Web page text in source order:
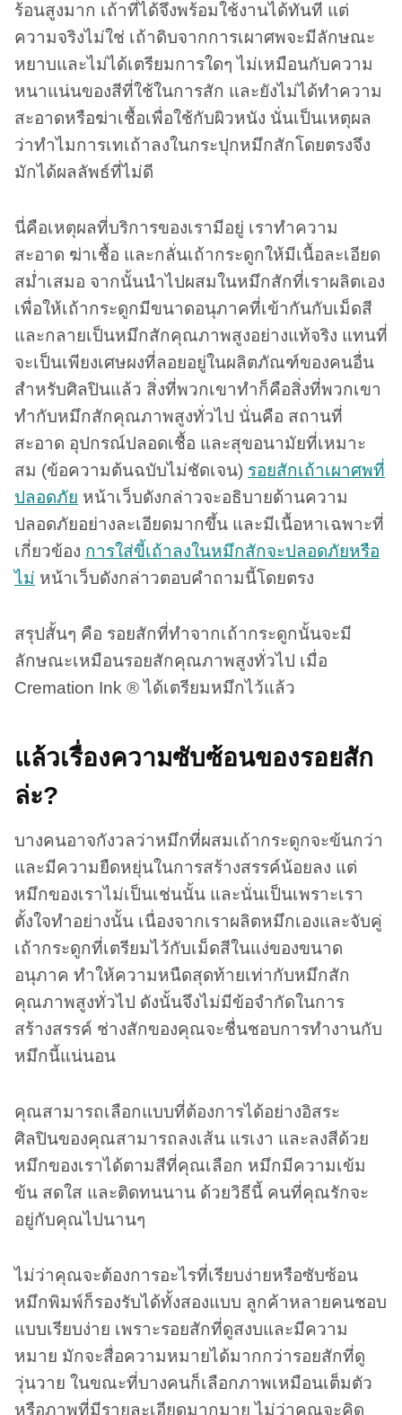
ร้อนสูงมาก เถ้าที่ได้จึงพร้อมใช้งานได้ทันที แต่
ความจริงไม่ใช่ เถ้าดิบจากการเผาศพจะมีลักษณะ
หยาบและไม่ได้เตรียมการใดๆ ไม่เหมือนกับความ
หนาแน่นของสีที่ใช้ในการสัก และยังไม่ได้ทำความ
สะอาดหรือฆ่าเชื้อเพื่อใช้กับผิวหนัง นั่นเป็นเหตุผล
ว่าทำไมการเทเถ้าลงในกระปุกหมึกสักโดยตรงจึง
มักได้ผลลัพธ์ที่ไม่ดี
นี่คือเหตุผลที่บริการของเรามีอยู่ เราทำความ
สะอาด ฆ่าเชื้อ และกลั่นเถ้ากระดูกให้มีเนื้อละเอียด
สม่ำเสมอ จากนั้นนำไปผสมในหมึกสักที่เราผลิตเอง
เพื่อให้เถ้ากระดูกมีขนาดอนุภาคที่เข้ากันกับเม็ดสี
และกลายเป็นหมึกสักคุณภาพสูงอย่างแท้จริง แทนที่
จะเป็นเพียงเศษผงที่ลอยอยู่ในผลิตภัณฑ์ของคนอื่น
สำหรับศิลปินแล้ว สิ่งที่พวกเขาทำก็คือสิ่งที่พวกเขา
ทำกับหมึกสักคุณภาพสูงทั่วไป นั่นคือ สถานที่
สะอาด อุปกรณ์ปลอดเชื้อ และสุขอนามัยที่เหมาะ
สม (ข้อความต้นฉบับไม่ชัดเจน) รอยสักเถ้าเผาศพที่
ปลอดภัย หน้าเว็บดังกล่าวจะอธิบายด้านความ
ปลอดภัยอย่างละเอียดมากขึ้น และมีเนื้อหาเฉพาะที่
เกี่ยวข้อง การใส่ขี้เถ้าลงในหมึกสักจะปลอดภัยหรือ
ไม่ หน้าเว็บดังกล่าวตอบคำถามนี้โดยตรง
สรุปสั้นๆ คือ รอยสักที่ทำจากเถ้ากระดูกนั้นจะมี
ลักษณะเหมือนรอยสักคุณภาพสูงทั่วไป เมื่อ
Cremation Ink ® ได้เตรียมหมึกไว้แล้ว
แล้วเรื่องความซับซ้อนของรอยสัก
ล่ะ?
บางคนอาจกังวลว่าหมึกที่ผสมเถ้ากระดูกจะข้นกว่า
และมีความยืดหยุ่นในการสร้างสรรค์น้อยลง แต่
หมึกของเราไม่เป็นเช่นนั้น และนั่นเป็นเพราะเรา
ตั้งใจทำอย่างนั้น เนื่องจากเราผลิตหมึกเองและจับคู่
เถ้ากระดูกที่เตรียมไว้กับเม็ดสีในแง่ของขนาด
อนุภาค ทำให้ความหนืดสุดท้ายเท่ากับหมึกสัก
คุณภาพสูงทั่วไป ดังนั้นจึงไม่มีข้อจำกัดในการ
สร้างสรรค์ ช่างสักของคุณจะชื่นชอบการทำงานกับ
หมึกนี้แน่นอน
คุณสามารถเลือกแบบที่ต้องการได้อย่างอิสระ
ศิลปินของคุณสามารถลงเส้น แรเงา และลงสีด้วย
หมึกของเราได้ตามสีที่คุณเลือก หมึกมีความเข้ม
ข้น สดใส และติดทนนาน ด้วยวิธีนี้ คนที่คุณรักจะ
อยู่กับคุณไปนานๆ
ไม่ว่าคุณจะต้องการอะไรที่เรียบง่ายหรือซับซ้อน
หมึกพิมพ์ก็รองรับได้ทั้งสองแบบ ลูกค้าหลายคนชอบ
แบบเรียบง่าย เพราะรอยสักที่ดูสงบและมีความ
หมาย มักจะสื่อความหมายได้มากกว่ารอยสักที่ดู
วุ่นวาย ในขณะที่บางคนก็เลือกภาพเหมือนเต็มตัว
หรือภาพที่มีรายละเอียดมากมาย ไม่ว่าคุณจะคิด